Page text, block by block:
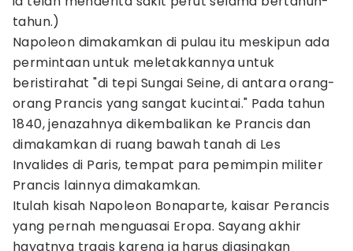
tahun.)
Napoleon dimakamkan di pulau itu meskipun ada
permintaan untuk meletakkannya untuk
beristirahat "di tepi Sungai Seine, di antara orang-
orang Prancis yang sangat kucintai." Pada tahun
1840, jenazahnya dikembalikan ke Prancis dan
dimakamkan di ruang bawah tanah di Les
Invalides di Paris, tempat para pemimpin militer
Prancis lainnya dimakamkan.
Itulah kisah Napoleon Bonaparte, kaisar Perancis
yang pernah menguasai Eropa. Sayang akhir
hayatnya tragis karena ia harus diasingkan